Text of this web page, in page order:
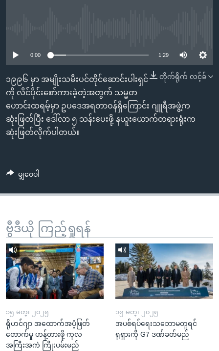
ကျော်
ကြည့်
ရှာဖွေ
ရန်
ဗွီအိုအေ လူမှုကွန်ယက်များ
ဘာသာစကားများ
0:00 1:29
တိုက်ရိုက် လင့်ခ်
၁၉၉၆ မှာ အမျိုးသမီးပင်တိုင်ဆောင်းပါးရှင်
ကို လိင်ပိုင်းစော်ကားခဲ့တဲ့အတွက် သမ္မတ
ဟောင်းထရမ့်မှာ ဥပဒေအရတာဝန်ရှိကြောင်း ဂျူရီအဖွဲ့က
ဆုံးဖြတ်ပြီး ဒေါ်လာ ၅ သန်းပေးဖို့ နယူးယောက်တရားရုံးက
ဆုံးဖြတ်လိုက်ပါတယ်။
မျှဝေပါ
ဗွီဒီယို ကြည့်ရှုရန်
၁၅ မတ္၊ ၂၀၂၅
ရိုဟင်ဂျာ အထောက်အပံ့ဖြတ်
တောက်မှု ဟန့်တားဖို့ ကုလ
အကြီးအကဲ ကြိုးပမ်းမည်
၁၅ မတ္၊ ၂၀၂၅
အပစ်ရပ်ရေးသဘောမတူရင်
ရုရှားကို G7 ဒဏ်ခတ်မည်